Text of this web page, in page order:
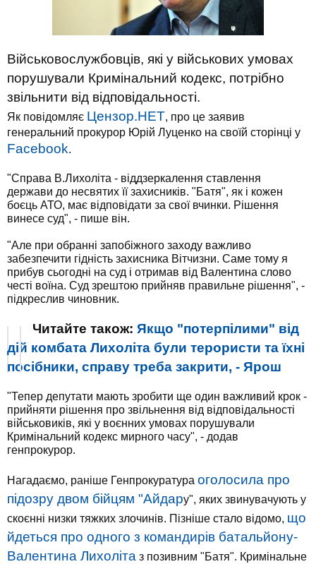
Військовослужбовців, які у військових умовах
порушували Кримінальний кодекс, потрібно
звільнити від відповідальності.
Як повідомляє Цензор.НЕТ, про це заявив
генеральний прокурор Юрій Луценко на своїй сторінці у
Facebook.
"Справа В.Лихоліта - віддзеркалення ставлення
держави до несвятих її захисників. "Батя", як і кожен
боєць АТО, має відповідати за свої вчинки. Рішення
винесе суд", - пише він.
"Але при обранні запобіжного заходу важливо
забезпечити гідність захисника Вітчизни. Саме тому я
прибув сьогодні на суд і отримав від Валентина слово
честі воїна. Суд зрештою прийняв правильне рішення", -
підкреслив чиновник.
Читайте також: Якщо "потерпілими" від
дій комбата Лихоліта були терористи та їхні
посібники, справу треба закрити, - Ярош
"Тепер депутати мають зробити ще один важливий крок -
прийняти рішення про звільнення від відповідальності
військовиків, які у воєнних умовах порушували
Кримінальний кодекс мирного часу", - додав
генпрокурор.
Нагадаємо, раніше Генпрокуратура оголосила про
підозру двом бійцям "Айдару", яких звинувачують у
скоєнні низки тяжких злочинів. Пізніше стало відомо, що
йдеться про одного з командирів батальйону-
Валентина Лихоліта з позивним "Батя". Кримінальне